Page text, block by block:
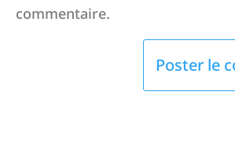
commentaire.